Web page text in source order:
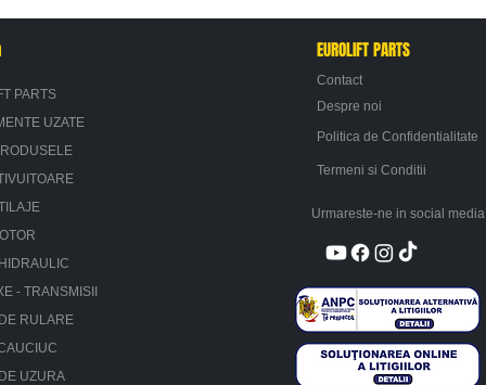
PARTS
UZATE
- TRANSMISII
RULARE
UZURA
EUROLIFT PARTS
Contact
Despre noi
Politica de Confidentialitate
Termeni si Conditii
Urmareste-ne in social media